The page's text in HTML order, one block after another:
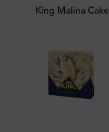
King Malina Cake